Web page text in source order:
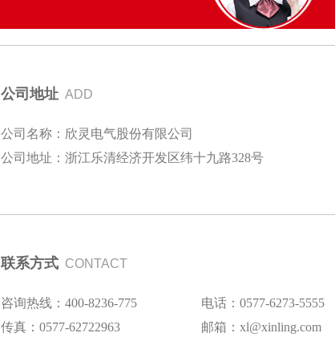
公司地址 ADD
公司名称：欣灵电气股份有限公司
公司地址：浙江乐清经济开发区纬十九路328号
联系方式 CONTACT
咨询热线：400-8236-775
电话：0577-6273-5555
传真：0577-62722963
邮箱：xl@xinling.com